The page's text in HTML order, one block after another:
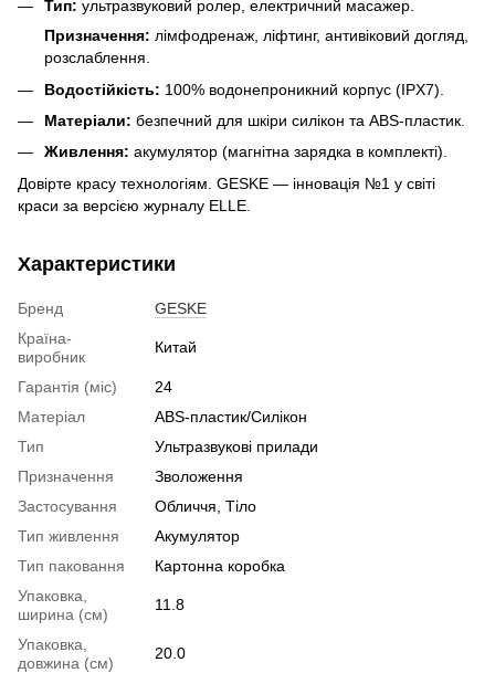
Тип: ультразвуковий ролер, електричний масажер.
Призначення: лімфодренаж, ліфтинг, антивіковий догляд,
розслаблення.
Водостійкість: 100% водонепроникний корпус (IPX7).
Матеріали: безпечний для шкіри силікон та ABS-пластик.
Живлення: акумулятор (магнітна зарядка в комплекті).
Довірте красу технологіям. GESKE — інновація №1 у світі
краси за версією журналу ELLE.
Характеристики
Бренд
GESKE
Країна-
виробник
Китай
Гарантія (міс)
24
Матеріал
ABS-пластик/Силікон
Тип
Ультразвукові прилади
Призначення
Зволоження
Застосування
Обличчя, Тіло
Тип живлення
Акумулятор
Тип паковання
Картонна коробка
Упаковка,
ширина (см)
11.8
Упаковка,
довжина (см)
20.0